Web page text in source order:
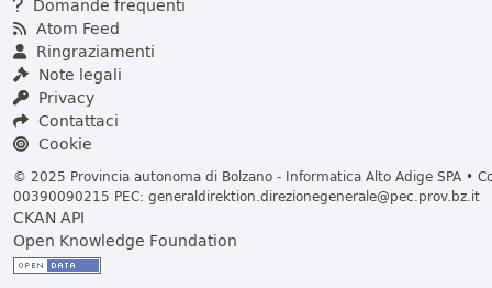
Domande frequenti
Atom Feed
Ringraziamenti
Note legali
Privacy
Contattaci
Cookie
© 2025 Provincia autonoma di Bolzano - Informatica Alto Adige SPA •
00390090215 PEC: generaldirektion.direzionegenerale@pec.prov.bz.it
CKAN API
Open Knowledge Foundation